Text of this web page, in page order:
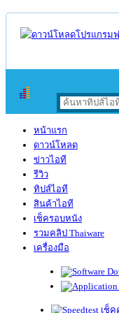
หน้าแรก
ดาวน์โหลด
ข่าวไอที
รีวิว
ทิปส์ไอที
สินค้าไอที
เช็ครอบหนัง
รวมคลิป Thaiware
เครื่องมือ
เช็ค